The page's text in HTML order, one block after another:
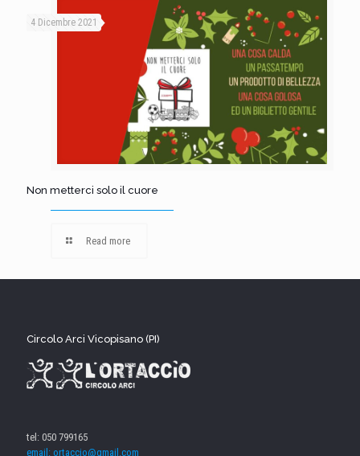
4 Dicembre 2021
Non metterci solo il cuore
Read more
Circolo Arci Vicopisano (PI)
tel: 050 799165
email: ortaccio@gmail.com